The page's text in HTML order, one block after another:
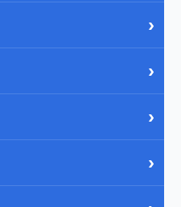
›
›
›
›